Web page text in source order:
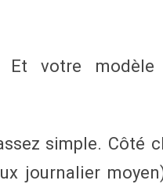
votre modèle
simple. Côté
journalier